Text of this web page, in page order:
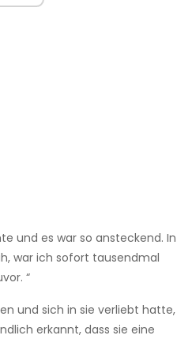
und es war so ansteckend. In
war ich sofort tausendmal
“
und sich in sie verliebt hatte,
erkannt, dass sie eine